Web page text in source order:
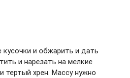
и обжарить и дать
и нарезать на мелкие
тертый хрен. Массу нужно